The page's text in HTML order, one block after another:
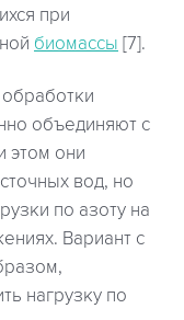
при
биомассы [7].
объединяют с
этом они
вод, но
по азоту на
Вариант с
нагрузку по